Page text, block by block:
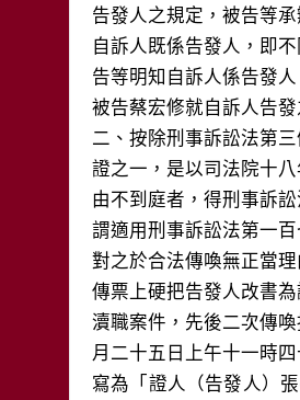
告發人之規定，被告等
自訴人既係告發人，即
告等明知自訴人係告發
被告蔡宏修就自訴人告
二、按除刑事訴訟法第
證之一，是以司法院十
由不到庭者，得刑事訴
謂適用刑事訴訟法第一
對之於合法傳喚無正當
傳票上硬把告發人改書
瀆職案件，先後二次傳
月二十五日上午十一時
寫為「證人（告發人）